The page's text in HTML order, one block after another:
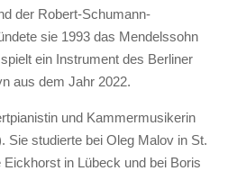
der Robert-Schumann-
sie 1993 das Mendelssohn
ein Instrument des Berliner
aus dem Jahr 2022.
und Kammermusikerin
Sie studierte bei Oleg Malov in St.
in Lübeck und bei Boris